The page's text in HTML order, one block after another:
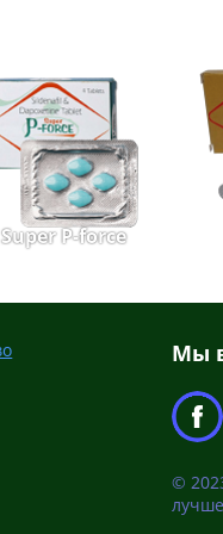
Super P-force
Мы
©